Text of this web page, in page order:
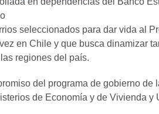
seleccionados para dar vida al
en Chile y que busca dinamizar
regiones del país.
del programa de gobierno
de Economía y de Vivienda